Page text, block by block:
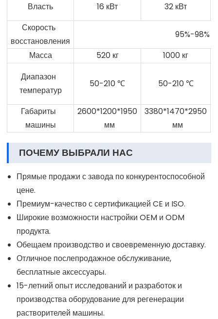
Власть 16 кВт
32 кВт
Скорость
восстановления
95%-98%
Масса
520 кг
1000 кг
Диапазон
температур
50-210 ℃ 50-210 ℃
Габариты
машины
2600*1200*1950
мм
3380*1470*2950
мм
ПОЧЕМУ ВЫБРАЛИ НАС
Прямые продажи с завода по конкурентоспособной
цене.
Премиум-качество с сертификацией CE и ISO.
Широкие возможности настройки OEM и ODM
продукта.
Обещаем производство и своевременную доставку.
Отличное послепродажное обслуживание,
бесплатные аксессуары.
15-летний опыт исследований и разработок и
производства оборудование для регенерации
растворителей машины.